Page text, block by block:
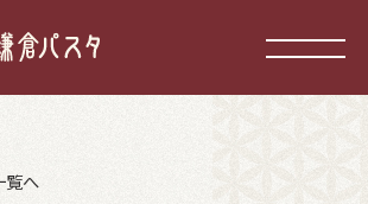
覧へ